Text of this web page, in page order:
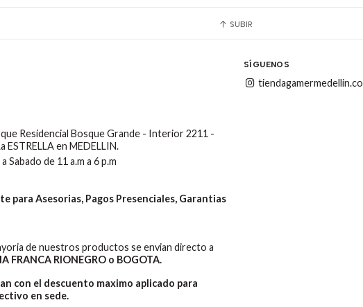
SUBIR
Residencial Bosque Grande - Interior 2211 -
en MEDELLIN.
de 11 a.m a 6 p.m
para Asesorias, Pagos Presenciales, Garantias
de nuestros productos se envian directo a
FRANCA RIONEGRO o BOGOTA.
con el descuento maximo aplicado para
en sede.
SÍGUENOS
tiendagamermedellin.co